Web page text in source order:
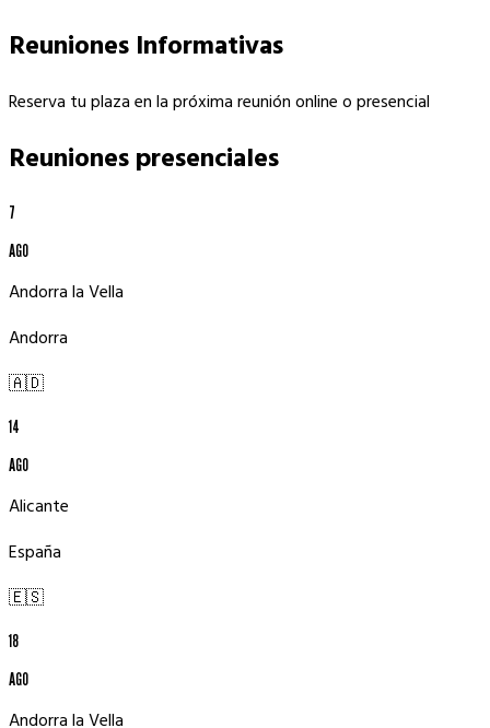
Reuniones Informativas
Reserva tu plaza en la próxima reunión online o presencial
Reunionespresenciales
7
AGO
Andorra la Vella
Andorra
🇦🇩
14
AGO
Alicante
España
🇪🇸
18
AGO
Andorra la Vella